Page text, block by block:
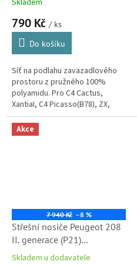
Skladem
790 Kč / ks
Do košíku
Síť na podlahu zavazadlového
prostoru z pružného 100%
polyamidu. Pro C4 Cactus,
XantiaI, C4 Picasso(B78), ZX,
Xsara, C4 Aircross, C4
Picasso/Spacetourer 13-,
Berlingo 08-, XM a...
Akce
7 940 Kč –8 %
Střešní nosiče Peugeot 208
II. generace (P21)
(1635025880)
Skladem u dodavatele